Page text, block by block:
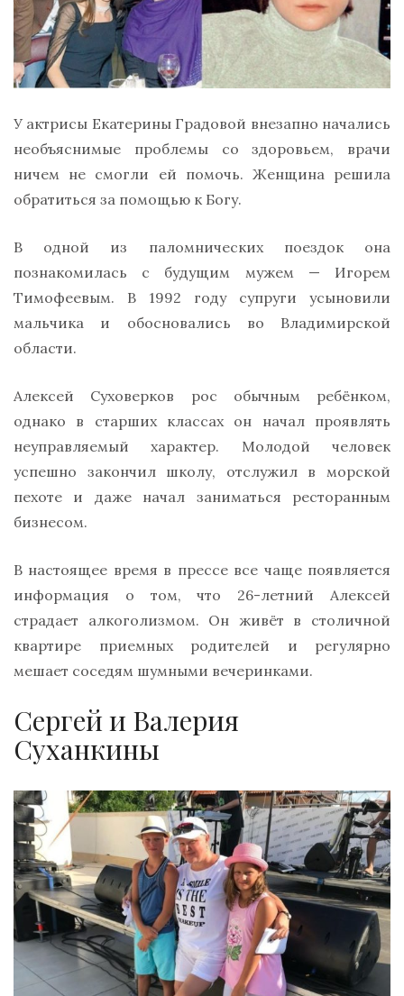
У актрисы Екатерины Градовой внезапно начались
необъяснимые проблемы со здоровьем, врачи
ничем не смогли ей помочь. Женщина решила
обратиться за помощью к Богу.
В одной из паломнических поездок она
познакомилась с будущим мужем — Игорем
Тимофеевым. В 1992 году супруги усыновили
мальчика и обосновались во Владимирской
области.
Алексей Суховерков рос обычным ребёнком,
однако в старших классах он начал проявлять
неуправляемый характер. Молодой человек
успешно закончил школу, отслужил в морской
пехоте и даже начал заниматься ресторанным
бизнесом.
В настоящее время в прессе все чаще появляется
информация о том, что 26-летний Алексей
страдает алкоголизмом. Он живёт в столичной
квартире приемных родителей и регулярно
мешает соседям шумными вечеринками.
Сергей и Валерия
Суханкины